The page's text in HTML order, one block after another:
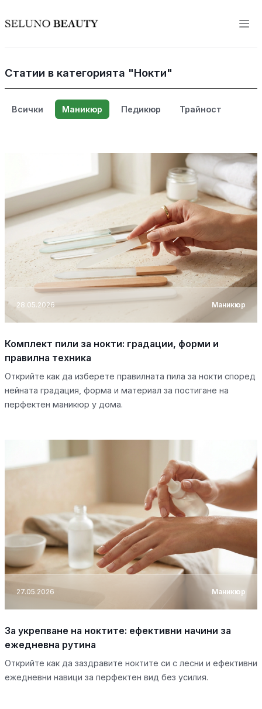
Статии в категорията "Нокти"
Всички Маникюр Педикюр Трайност
28.05.2026 Маникюр
Комплект пили за нокти: градации, форми и
правилна техника
Открийте как да изберете правилната пила за нокти според
нейната градация, форма и материал за постигане на
перфектен маникюр у дома.
27.05.2026 Маникюр
За укрепване на ноктите: ефективни начини за
ежедневна рутина
Открийте как да заздравите ноктите си с лесни и ефективни
ежедневни навици за перфектен вид без усилия.